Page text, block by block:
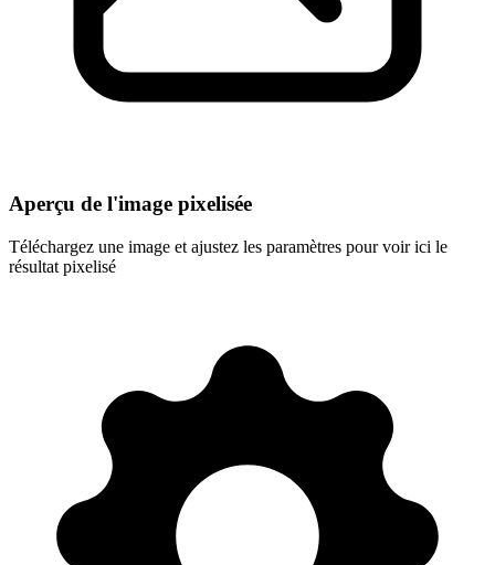
Aperçu de l'image pixelisée
Téléchargez une image et ajustez les paramètres pour voir ici le
résultat pixelisé